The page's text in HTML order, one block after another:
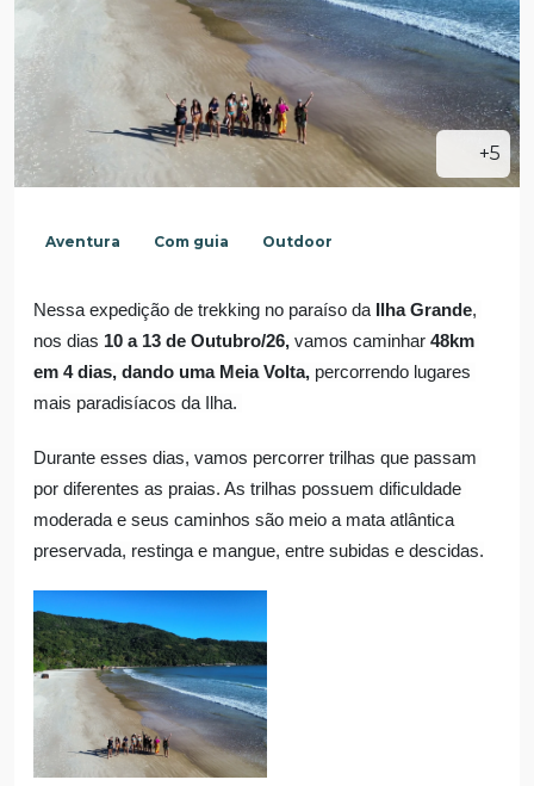
+5
Aventura Com guia Outdoor
Nessa expedição de trekking no paraíso da Ilha Grande,
nos dias 10 a 13 de Outubro/26, vamos caminhar 48km
em 4 dias, dando uma Meia Volta, percorrendo lugares
mais paradisíacos da Ilha.
Durante esses dias, vamos percorrer trilhas que passam
por diferentes as praias. As trilhas possuem dificuldade
moderada e seus caminhos são meio a mata atlântica
preservada, restinga e mangue, entre subidas e descidas.